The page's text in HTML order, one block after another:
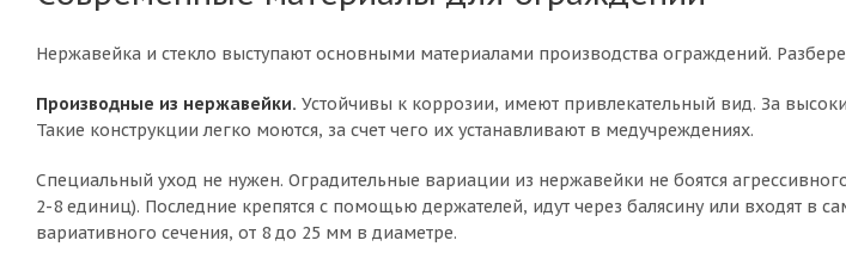
Нержавейка и стекло выступают основными материалами производства ограждений.
Производные из нержавейки. Устойчивы к коррозии, имеют привлекательный вид. За
Такие конструкции легко моются, за счет чего их устанавливают в медучреждениях.
Специальный уход не нужен. Оградительные вариации из нержавейки не боятся
2-8 единиц). Последние крепятся с помощью держателей, идут через балясину или входят в
вариативного сечения, от 8 до 25 мм в диаметре.